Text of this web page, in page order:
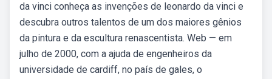
da vinci conheça as invenções de leonardo da vinci e
descubra outros talentos de um dos maiores gênios
da pintura e da escultura renascentista. Web — em
julho de 2000, com a ajuda de engenheiros da
universidade de cardiff, no país de gales, o